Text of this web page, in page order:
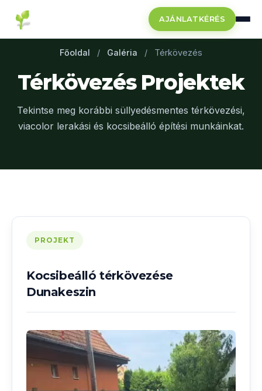
AJÁNLATKÉRÉS
Főoldal / Galéria / Térkövezés
Térkövezés Projektek
Tekintse meg korábbi süllyedésmentes térkövezési,
viacolor lerakási és kocsibeálló építési munkáinkat.
PROJEKT
Kocsibeálló térkövezése
Dunakeszin